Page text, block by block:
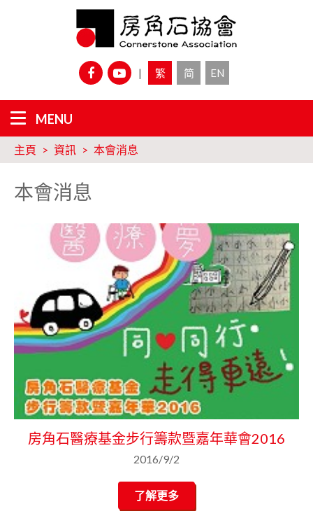
| 繁 简 EN
主頁 資訊 本會消息
本會消息
房角石醫療基金步行籌款暨嘉年華會2016
2016/9/2
了解更多